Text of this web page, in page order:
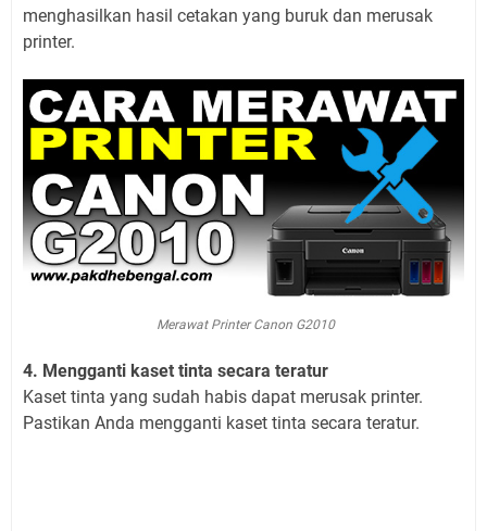
menghasilkan hasil cetakan yang buruk dan merusak
printer.
Merawat Printer Canon G2010
4. Mengganti kaset tinta secara teratur
Kaset tinta yang sudah habis dapat merusak printer.
Pastikan Anda mengganti kaset tinta secara teratur.